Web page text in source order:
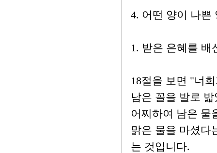
4. 어떤 양이 나쁜
1. 받은 은혜를 배
18절을 보면 "너
남은 꼴을 발로
어찌하여 남은 물
맑은 물을 마셨다
는 것입니다.